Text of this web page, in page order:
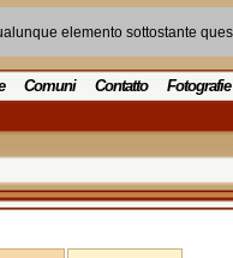
elemento sottostante
Comuni Contatto Fotografie